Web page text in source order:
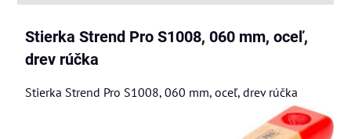
Stierka Strend Pro S1008, 060 mm, oceľ,
drev rúčka
Stierka Strend Pro S1008, 060 mm, oceľ, drev rúčka